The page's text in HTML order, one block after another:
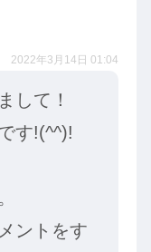
2022年3月14日 01:04
して！
す!(^^)!
ントをす